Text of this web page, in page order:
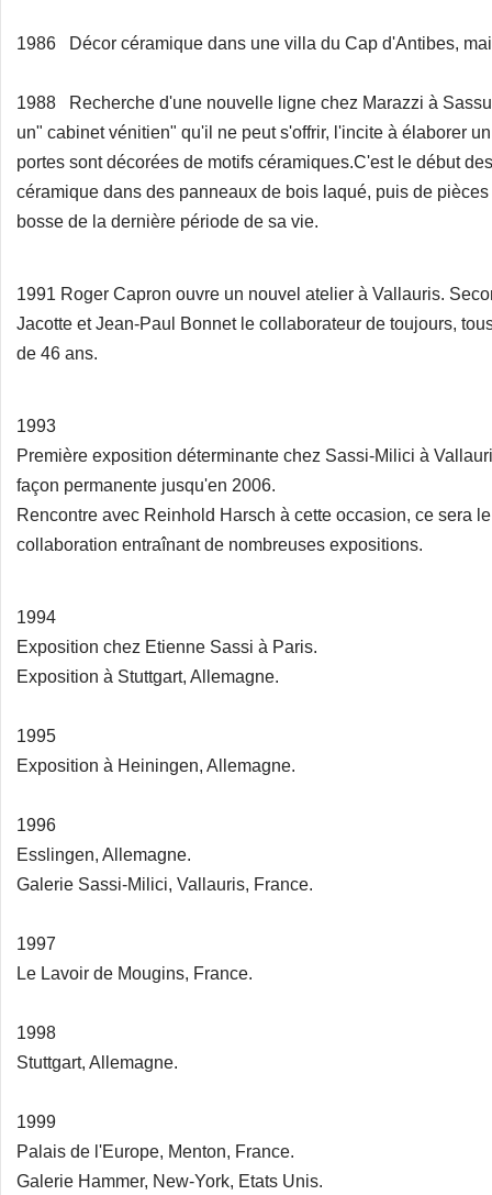
1986 Décor céramique dans une villa du Cap d'Antibes,
1988 Recherche d'une nouvelle ligne chez Marazzi à
un" cabinet vénitien" qu'il ne peut s'offrir, l'incite à élaborer
portes sont décorées de motifs céramiques.C'est le début
céramique dans des panneaux de bois laqué, puis de
bosse de la dernière période de sa vie.
1991 Roger Capron ouvre un nouvel atelier à Vallauris.
Jacotte et Jean-Paul Bonnet le collaborateur de toujours,
de 46 ans.
1993
Première exposition déterminante chez Sassi-Milici à
façon permanente jusqu'en 2006.
Rencontre avec Reinhold Harsch à cette occasion, ce sera
collaboration entraînant de nombreuses expositions.
1994
Exposition chez Etienne Sassi à Paris.
Exposition à Stuttgart, Allemagne.
1995
Exposition à Heiningen, Allemagne.
1996
Esslingen, Allemagne.
Galerie Sassi-Milici, Vallauris, France.
1997
Le Lavoir de Mougins, France.
1998
Stuttgart, Allemagne.
1999
Palais de l'Europe, Menton, France.
Galerie Hammer, New-York, Etats Unis.